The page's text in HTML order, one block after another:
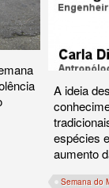
A ideia
espécies
aumento
Semana do